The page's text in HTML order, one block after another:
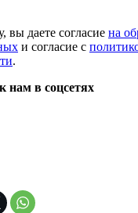
даете согласие на
и согласие с
.
нам в соцсетях